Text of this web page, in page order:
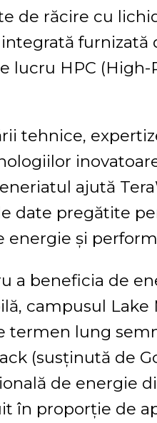
de răcire cu
furnizată
lucru HPC
tehnice,
ajută
date pregătite
și
a beneficia de
campusul
termen lung
(susținută de
de energie
în proporție de